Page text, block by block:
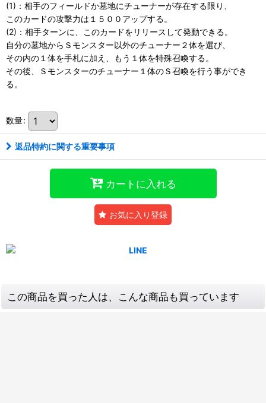
(1)：相手のフィールドか墓地にチューナーが存在する限り、
このカードの攻撃力は１５００アップする。
(2)：相手ターンに、このカードをリリースして発動できる。
自分の墓地からＳモンスター以外のチューナー２体を選び、
その内の１体を手札に加え、もう１体を特殊召喚する。
その後、Ｓモンスターのチューナー１体のＳ召喚を行う事ができ
る。
数量:
返品特約に関する重要事項
カートに入れる
お気に入り登録
この商品を買った人は、こんな商品も買っています